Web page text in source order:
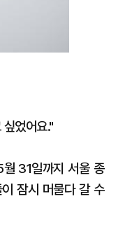
었어요."
31일까지 서울 종
잠시 머물다 갈 수